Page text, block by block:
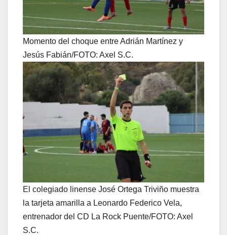
Momento del choque entre Adrián Martínez y
Jesús Fabián/FOTO: Axel S.C.
El colegiado linense José Ortega Triviño muestra
la tarjeta amarilla a Leonardo Federico Vela,
entrenador del CD La Rock Puente/FOTO: Axel
S.C.